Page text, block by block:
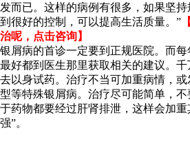
发而已。这样的病例有很多，如果坚
到很好的控制，可以提高生活质量。”
治呢，点击咨询】
银屑病的首诊一定要到正规医院。而每
最好都到医生那里获取相关的建议。
去以身试药。治疗不当可加重病情，
型等特殊银屑病。治疗尽可能简单，
于药物都要经过肝肾排泄，这样会加
强”。